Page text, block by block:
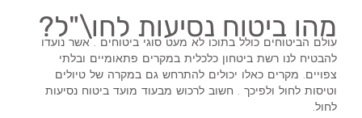
מהו ביטוח נסיעות לחו\"ל?
עולם הביטוחים כולל בתוכו לא מעט סוגי ביטוחים . אשר נועדו
להבטיח לנו רשת ביטחון כלכלית במקרים פתאומיים ובלתי
צפויים. מקרים כאלו יכולים להתרחש גם במקרה של טיולים
וטיסות לחול ולפיכך . חשוב לרכוש מבעוד מועד ביטוח נסיעות
לחול.